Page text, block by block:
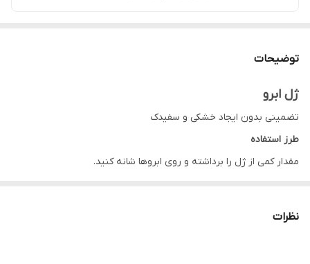
توضیحات
ژل ابرو
تضمینی بدون ایجاد خشکی و سفیدک
طرز استفاده
مقدار کمی از ژل را برداشته و روی ابروها شانه کنید.
نظرات